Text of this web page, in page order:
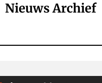
Nieuws Archief